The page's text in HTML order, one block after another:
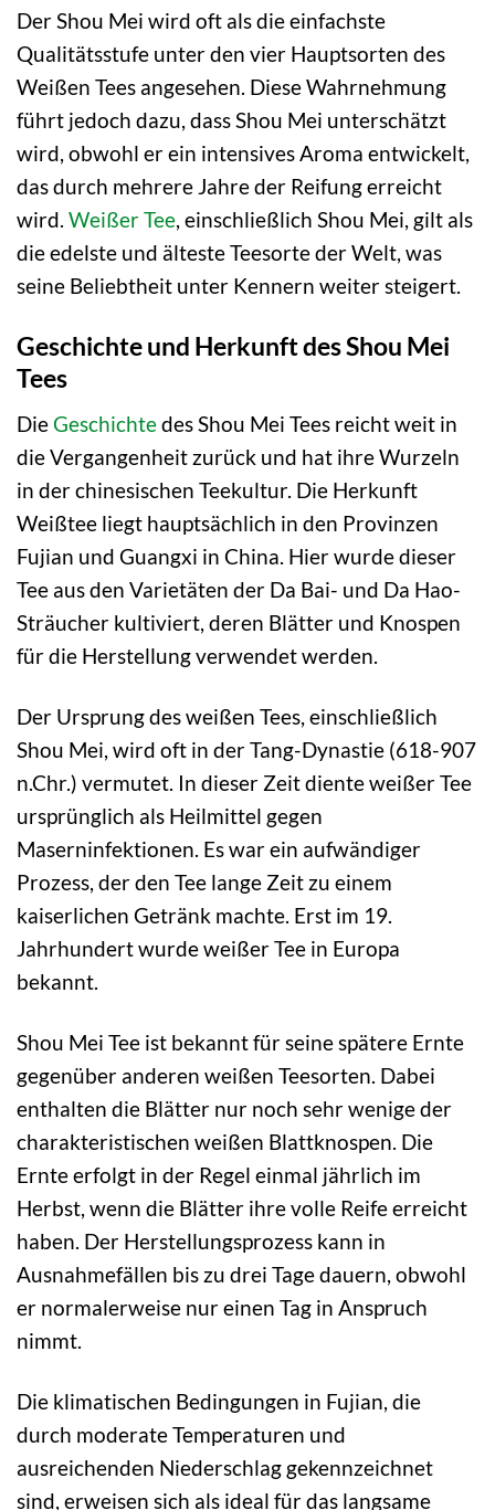
Der Shou Mei wird oft als die einfachste
Qualitätsstufe unter den vier Hauptsorten des
Weißen Tees angesehen. Diese Wahrnehmung
führt jedoch dazu, dass Shou Mei unterschätzt
wird, obwohl er ein intensives Aroma entwickelt,
das durch mehrere Jahre der Reifung erreicht
wird. Weißer Tee, einschließlich Shou Mei, gilt als
die edelste und älteste Teesorte der Welt, was
seine Beliebtheit unter Kennern weiter steigert.
Geschichte und Herkunft des Shou Mei
Tees
DieGeschichtedes Shou Mei Tees reicht weit in
die Vergangenheit zurück und hat ihre Wurzeln
in der chinesischen Teekultur. Die Herkunft
Weißtee liegt hauptsächlich in den Provinzen
Fujian und Guangxi in China. Hier wurde dieser
Tee aus den Varietäten der Da Bai- und Da Hao-
Sträucher kultiviert, deren Blätter und Knospen
für die Herstellung verwendet werden.
Der Ursprung des weißen Tees, einschließlich
Shou Mei, wird oft in der Tang-Dynastie (618-907
n.Chr.) vermutet. In dieser Zeit diente weißer Tee
ursprünglich als Heilmittel gegen
Maserninfektionen. Es war ein aufwändiger
Prozess, der den Tee lange Zeit zu einem
kaiserlichen Getränk machte. Erst im 19.
Jahrhundert wurde weißer Tee in Europa
bekannt.
Shou Mei Tee ist bekannt für seine spätere Ernte
gegenüber anderen weißen Teesorten. Dabei
enthalten die Blätter nur noch sehr wenige der
charakteristischen weißen Blattknospen. Die
Ernte erfolgt in der Regel einmal jährlich im
Herbst, wenn die Blätter ihre volle Reife erreicht
haben. Der Herstellungsprozess kann in
Ausnahmefällen bis zu drei Tage dauern, obwohl
er normalerweise nur einen Tag in Anspruch
nimmt.
Die klimatischen Bedingungen in Fujian, die
durch moderate Temperaturen und
ausreichenden Niederschlag gekennzeichnet
sind, erweisen sich als ideal für das langsame